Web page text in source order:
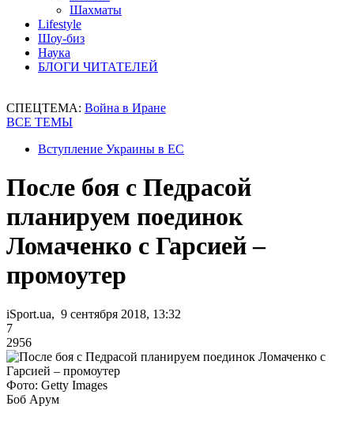
Шахматы
Lifestyle
Шоу-биз
Наука
БЛОГИ ЧИТАТЕЛЕЙ
СПЕЦТЕМА: Война в Иране
ВСЕ ТЕМЫ
Вступление Украины в ЕС
После боя с Педрасой
планируем поединок
Ломаченко с Гарсией –
промоутер
iSport.ua, 9 сентября 2018, 13:32
7
2956
Фото: Getty Images
Боб Арум